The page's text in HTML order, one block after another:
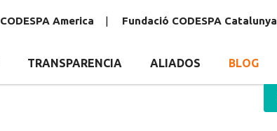
CODESPA America Fundació CODESPA Catalunya
TRANSPARENCIA ALIADOS BLOG